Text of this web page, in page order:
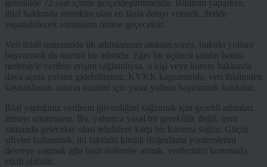
genellikle 72 saat içinde gerçekleştirilmelidir. Bildirim yaparken,
ihlal hakkında mümkün olan en fazla detayı vermek, ileride
yaşanabilecek sorunların önüne geçecektir.
Veri ihlali sonrasında ilk adımlarınızı attıktan sonra, hukuki yollara
başvurmak da önemli bir adımdır. Eğer bir üçüncü tarafın hatası
nedeniyle verilere erişim sağlandıysa, o kişi veya kurum hakkında
dava açma yoluna gidebilirsiniz. KVKK kapsamında, veri ihlalinden
kaynaklanan zararın tazmini için yasal yollara başvurmak hakkınız.
İhlal yaptığınız verilerin güvenliğini sağlamak için gerekli adımları
atmayı unutmayın. Bu, yalnızca yasal bir gereklilik değil, aynı
zamanda gelecekte olası tehditlere karşı bir koruma sağlar. Güçlü
şifreler kullanmak, iki faktörlü kimlik doğrulama yöntemlerini
devreye sokmak gibi basit önlemler almak, verilerinizi korumada
etkili olabilir.